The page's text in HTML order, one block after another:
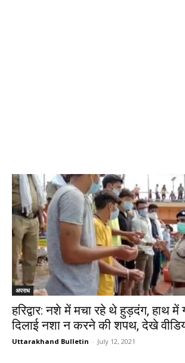
अपराध
हरिद्वार: नशे में मचा रहे थे हुड़दंग, हाथ
दिलाई नशा न करने की शपथ, देखे
Uttarakhand Bulletin - July 12, 2021